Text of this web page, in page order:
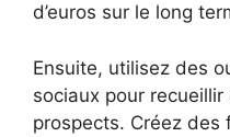
d’euros sur le long
Ensuite, utilisez des
sociaux pour
prospects. Créez des